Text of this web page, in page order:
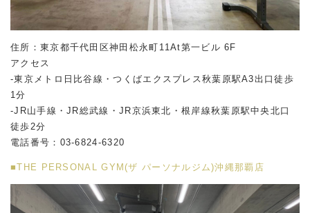
住所：東京都千代田区神田松永町11At第一ビル 6F
アクセス
-東京メトロ日比谷線・つくばエクスプレス秋葉原駅A3出口徒歩
1分
-JR山手線・JR総武線・JR京浜東北・根岸線秋葉原駅中央北口
徒歩2分
電話番号：03-6824-6320
■THE PERSONAL GYM(ザ パーソナルジム)沖縄那覇店